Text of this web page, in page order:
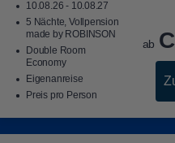
10.08.26 - 10.08.27
5 Nächte, Vollpension
made by ROBINSON
Double Room
Economy
Eigenanreise
Preis pro Person
ab